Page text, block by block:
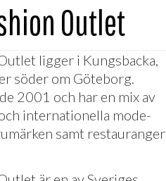
Outlet
ligger i Kungsbacka,
söder om Göteborg.
2001 och har en mix av
internationella mode-
samt restauranger